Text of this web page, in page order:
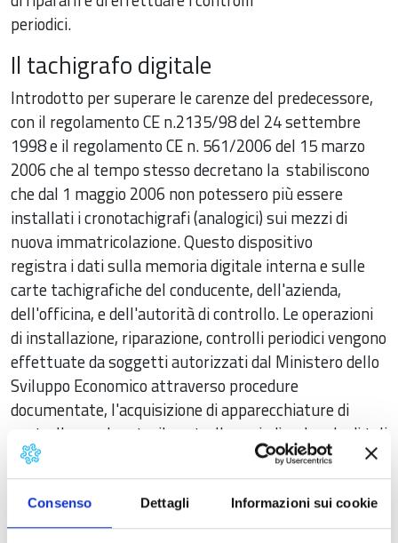
Consenso Dettagli Informazioni sui cookie
periodici.
Il tachigrafo digitale
Introdotto per superare le carenze del predecessore,
con il regolamento CE n.2135/98 del 24 settembre
1998 e il regolamento CE n. 561/2006 del 15 marzo
2006 che al tempo stesso decretano la stabiliscono
che dal 1 maggio 2006 non potessero più essere
installati i cronotachigrafi (analogici) sui mezzi di
nuova immatricolazione. Questo dispositivo
registra i dati sulla memoria digitale interna e sulle
carte tachigrafiche del conducente, dell'azienda,
dell'officina, e dell'autorità di controllo. Le operazioni
di installazione, riparazione, controlli periodici vengono
effettuate da soggetti autorizzati dal Ministero dello
Sviluppo Economico attraverso procedure
documentate, l'acquisizione di apparecchiature di
controllo omologate, il controllo periodico-legale di tali
apparecchiature associata all'obbligo della
certificazione ISO9000. Ad oggi non è più possibile
installare il tachigrafo digitale sui mezzi di nuova
immatricolazione, possono comunque essere